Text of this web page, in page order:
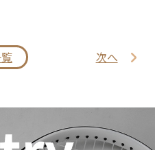
次へ